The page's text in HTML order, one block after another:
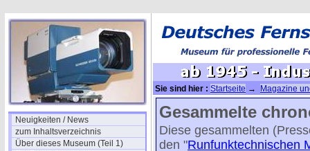
Neuigkeiten / News
zum Inhaltsverzeichnis
Über dieses Museum (Teil 1)
Sie sind hier : Startseite → Magazine
Gesammelte
Diese gesammelten
den "Runfunktechnischen